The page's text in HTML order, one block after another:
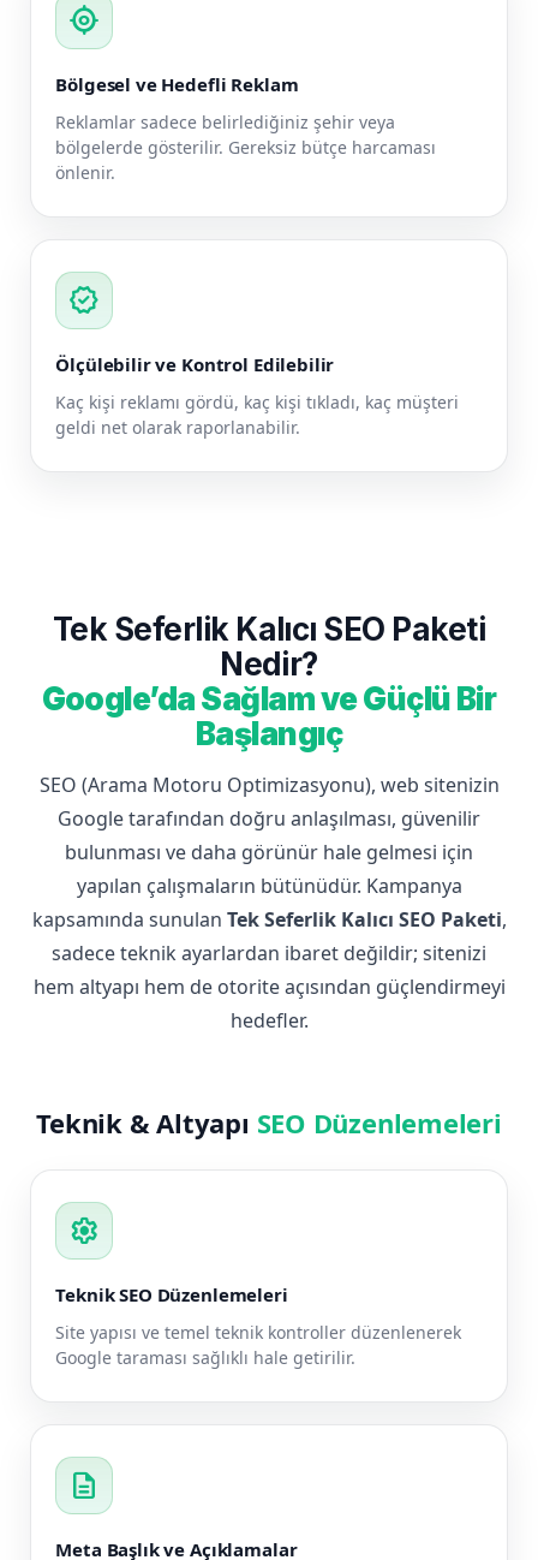
my_location
Bölgesel ve Hedefli Reklam
Reklamlar sadece belirlediğiniz şehir veya
bölgelerde gösterilir. Gereksiz bütçe harcaması
önlenir.
verified
Ölçülebilir ve Kontrol Edilebilir
Kaç kişi reklamı gördü, kaç kişi tıkladı, kaç müşteri
geldi net olarak raporlanabilir.
Tek Seferlik Kalıcı SEO Paketi
Nedir?
Google’da Sağlam ve Güçlü Bir
Başlangıç
SEO (Arama Motoru Optimizasyonu), web sitenizin
Google tarafından doğru anlaşılması, güvenilir
bulunması ve daha görünür hale gelmesi için
yapılan çalışmaların bütünüdür. Kampanya
kapsamında sunulan Tek Seferlik Kalıcı SEO Paketi,
sadece teknik ayarlardan ibaret değildir; sitenizi
hem altyapı hem de otorite açısından güçlendirmeyi
hedefler.
Teknik & Altyapı SEO Düzenlemeleri
settings
Teknik SEO Düzenlemeleri
Site yapısı ve temel teknik kontroller düzenlenerek
Google taraması sağlıklı hale getirilir.
description
Meta Başlık ve Açıklamalar